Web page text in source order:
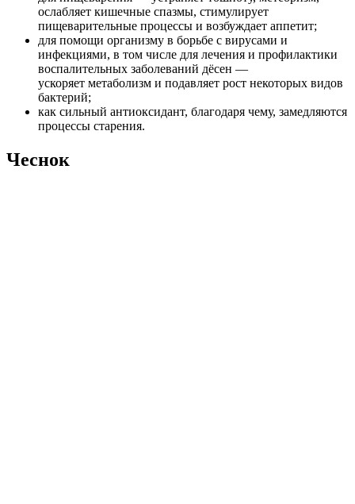
ослабляет кишечные спазмы, стимулирует
пищеварительные процессы и возбуждает аппетит;
для помощи организму в борьбе с вирусами и
инфекциями, в том числе для лечения и профилактики
воспалительных заболеваний дёсен —
ускоряет метаболизм и подавляет рост некоторых видов
бактерий;
как сильный антиоксидант, благодаря чему, замедляются
процессы старения.
Чеснок